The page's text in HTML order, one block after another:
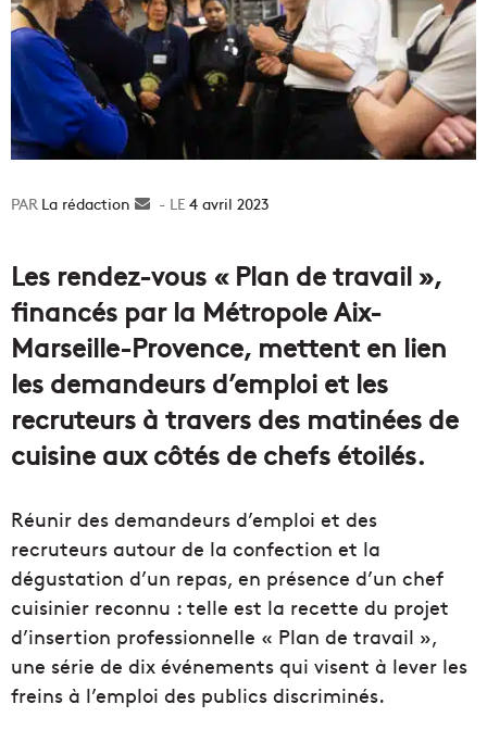
La rédaction
Envoyer4 avril 2023
Les rendez-vous « Plan de travail »,
financés par la Métropole Aix-
Marseille-Provence, mettent en lien
les demandeurs d’emploi et les
recruteurs à travers des matinées de
cuisine aux côtés de chefs étoilés.
Réunir des demandeurs d’emploi et des
recruteurs autour de la confection et la
dégustation d’un repas, en présence d’un chef
cuisinier reconnu : telle est la recette du projet
d’insertion professionnelle « Plan de travail »,
une série de dix événements qui visent à lever les
freins à l’emploi des publics discriminés.